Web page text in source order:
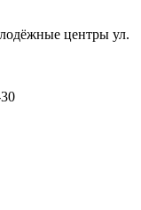
центры ул.